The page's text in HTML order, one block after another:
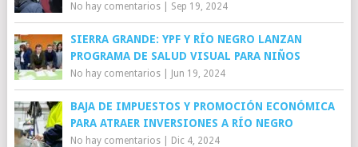
No hay comentarios| Sep 19, 2024
SIERRA GRANDE: YPF Y RÍO NEGRO LANZAN
PROGRAMA DE SALUD VISUAL PARA NIÑOS
No hay comentarios| Jun 19, 2024
BAJA DE IMPUESTOS Y PROMOCIÓN ECONÓMICA
PARA ATRAER INVERSIONES A RÍO NEGRO
No hay comentarios| Dic 4, 2024